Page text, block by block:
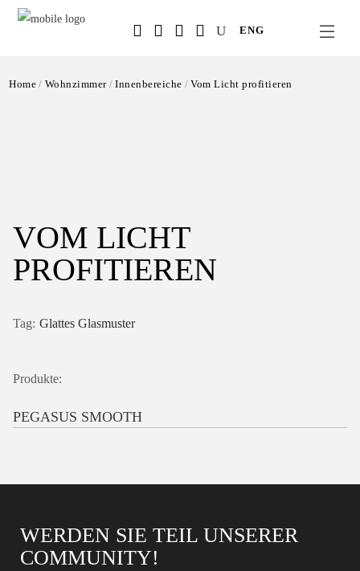
Salta
ENG
Home Wohnzimmer Innenbereiche Vom Licht profitieren
VOM LICHT
PROFITIEREN
Tag: Glattes Glasmuster
Produkte:
PEGASUS SMOOTH
WERDEN SIE TEIL UNSERER
COMMUNITY!